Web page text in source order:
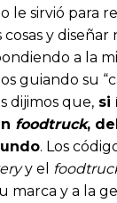
le sirvió para
y
a la
guiando su
dijimos que, si
foodtruck,
. Los
y el
marca y a la